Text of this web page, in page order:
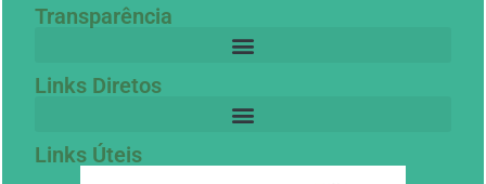
Transparência
Links Diretos
Links Úteis